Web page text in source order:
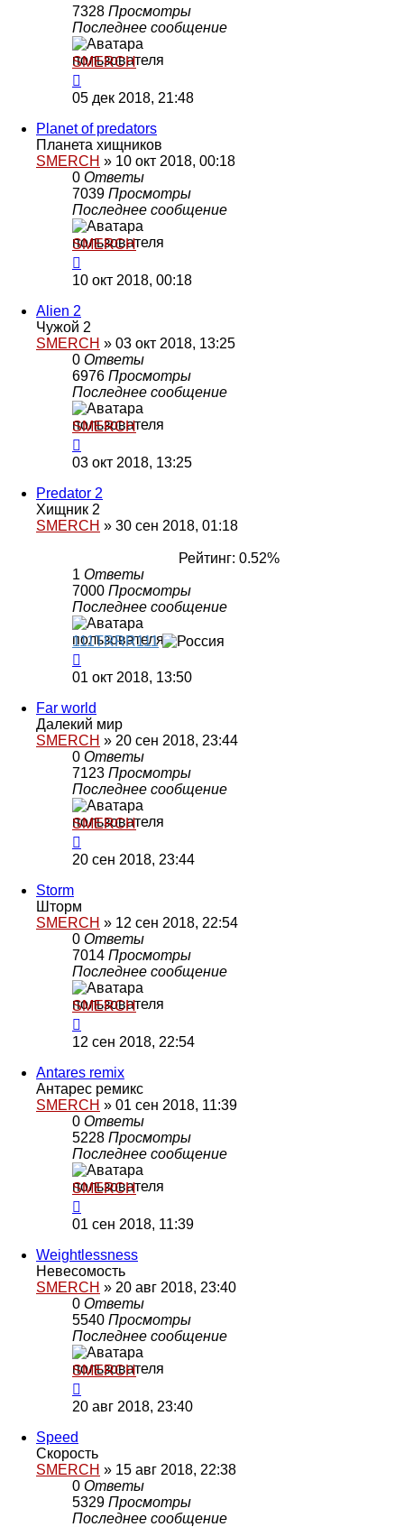
7328 Просмотры
Последнее сообщение
SMERCH
05 дек 2018, 21:48
Planet of predators
Планета хищников
SMERCH » 10 окт 2018, 00:18
0 Ответы
7039 Просмотры
Последнее сообщение
SMERCH
10 окт 2018, 00:18
Alien 2
Чужой 2
SMERCH » 03 окт 2018, 13:25
0 Ответы
6976 Просмотры
Последнее сообщение
SMERCH
03 окт 2018, 13:25
Predator 2
Хищник 2
SMERCH » 30 сен 2018, 01:18
Рейтинг: 0.52%
1 Ответы
7000 Просмотры
Последнее сообщение
111TRRR111
01 окт 2018, 13:50
Far world
Далекий мир
SMERCH » 20 сен 2018, 23:44
0 Ответы
7123 Просмотры
Последнее сообщение
SMERCH
20 сен 2018, 23:44
Storm
Шторм
SMERCH » 12 сен 2018, 22:54
0 Ответы
7014 Просмотры
Последнее сообщение
SMERCH
12 сен 2018, 22:54
Antares remix
Антарес ремикс
SMERCH » 01 сен 2018, 11:39
0 Ответы
5228 Просмотры
Последнее сообщение
SMERCH
01 сен 2018, 11:39
Weightlessness
Невесомость
SMERCH » 20 авг 2018, 23:40
0 Ответы
5540 Просмотры
Последнее сообщение
SMERCH
20 авг 2018, 23:40
Speed
Скорость
SMERCH » 15 авг 2018, 22:38
0 Ответы
5329 Просмотры
Последнее сообщение